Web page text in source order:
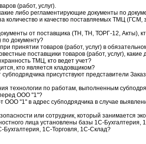
(работ, услуг).
либо регламентирующие документы по
количество и качество поставляемых ТМЦ (ГСМ,
от поставщика (ТН, ТН, ТОРГ-12, Акты),
по документу?
принятии товаров (работ, услуг) в
поставщики товаров (работ, услуг),
ТМЦ, кто ведет учет?
кто является кладовщиком?
присутствуют представители
технологии по работам, выполненным
ООО "1"?
ООО "1" в адрес субподрядчика в случае
или сотрудник, который занимается
лица установлены базы 1С-Бухгалтерия,
Бухгалтерия, 1С-Торговля, 1С-Склад?